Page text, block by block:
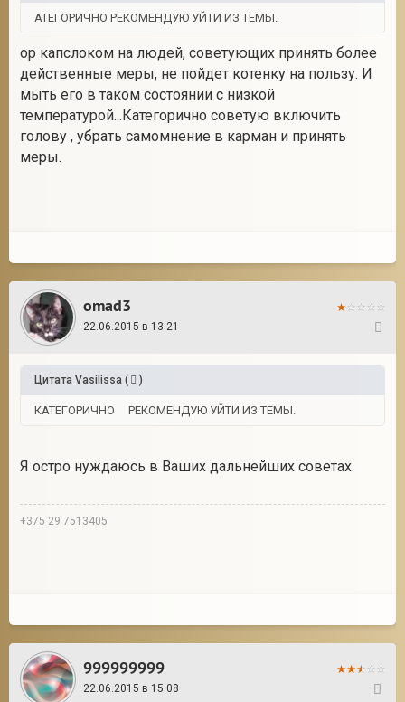
АТЕГОРИЧНО РЕКОМЕНДУЮ УЙТИ ИЗ ТЕМЫ.
ор капслоком на людей, советующих принять более
действенные меры, не пойдет котенку на пользу. И
мыть его в таком состоянии с низкой
температурой...Категорично советую включить
голову , убрать самомнение в карман и принять
меры.
omad3
22.06.2015 в 13:21
Цитата Vasilissa ( )
КАТЕГОРИЧНО РЕКОМЕНДУЮ УЙТИ ИЗ ТЕМЫ.
Я остро нуждаюсь в Ваших дальнейших советах.
+375 29 7513405
999999999
22.06.2015 в 15:08